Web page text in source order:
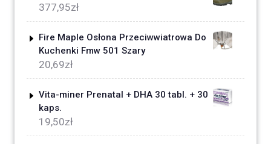
377,95zł
Fire Maple Osłona Przeciwwiatrowa Do
Kuchenki Fmw 501 Szary
20,69zł
Vita-miner Prenatal + DHA 30 tabl. + 30
kaps.
19,50zł